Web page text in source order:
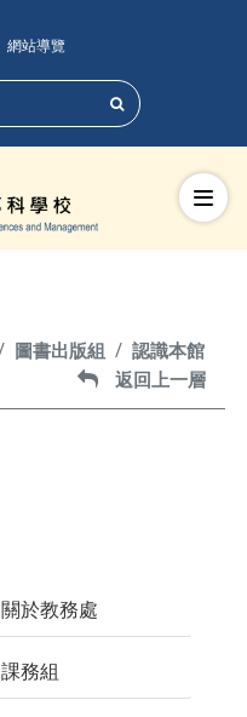
網站導覽
搜尋
切換
圖書出版組
認識本館
返回上一層
返回上一層
關於教務處
課務組